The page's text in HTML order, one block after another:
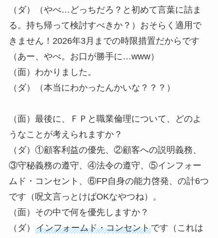
（ダ）（やべ…どっちだろ？と初めて言葉に詰ま
る。持ち帰って検討すべきか？）おそらく適用で
きません！2026年3月までの時限措置だからです
（あー、やべ。お口が勝手に…www）
（面）わかりました。
（ダ）（本当にわかったんかいな？？？）
（面）最後に、ＦＰと職業倫理について、どのよ
うなことが考えられますか？
（ダ）①顧客利益の優先、②顧客への説明義務、
③守秘義務の遵守、④法令の遵守、⑤インフォー
ムド・コンセント、⑥FP自身の能力啓発、の計6つ
です（呪文言っとけばOKなやつね）。
（面）その中で何を優先しますか？
（ダ） インフォームド・コンセントです（これは